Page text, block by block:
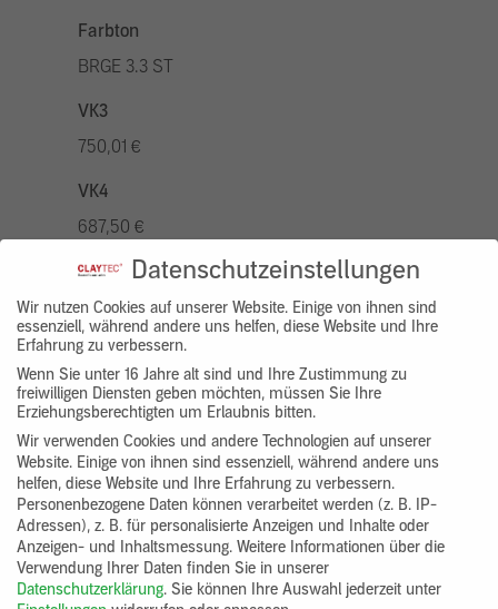
Farbton
BRGE 3.3 ST
VK3
750,01 €
VK4
687,50 €
VK5
875,01 €
VK7
625,00 €
Gruppenprodukt
yosima_designputz_bigb
Datenschutzeinstellungen
Wir nutzen Cookies auf unserer Website. Einige von ihnen sind
essenziell, während andere uns helfen, diese Website und Ihre
Erfahrung zu verbessern.
Wenn Sie unter 16 Jahre alt sind und Ihre Zustimmung zu
freiwilligen Diensten geben möchten, müssen Sie Ihre
Erziehungsberechtigten um Erlaubnis bitten.
Wir verwenden Cookies und andere Technologien auf unserer
Website. Einige von ihnen sind essenziell, während andere uns
helfen, diese Website und Ihre Erfahrung zu verbessern.
Personenbezogene Daten können verarbeitet werden (z. B. IP-
Adressen), z. B. für personalisierte Anzeigen und Inhalte oder
Anzeigen- und Inhaltsmessung. Weitere Informationen über die
Verwendung Ihrer Daten finden Sie in unserer
Datenschutzerklärung. Sie können Ihre Auswahl jederzeit unter